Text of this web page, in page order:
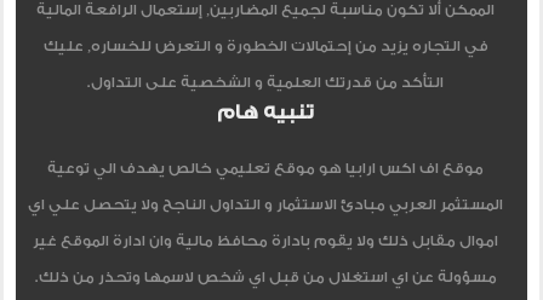
الممكن ألا تكون مناسبة لجميع المضاربين, إستعمال الرافعة المالية
في التجاره يزيد من إحتمالات الخطورة و التعرض للخساره, عليك
التأكد من قدرتك العلمية و الشخصية على التداول.
تنبيه هام
موقع اف اكس ارابيا هو موقع تعليمي خالص يهدف الي توعية
المستثمر العربي مبادئ الاستثمار و التداول الناجح ولا يتحصل علي اي
اموال مقابل ذلك ولا يقوم بادارة محافظ مالية وان ادارة الموقع غير
مسؤولة عن اي استغلال من قبل اي شخص لاسمها وتحذر من ذلك.